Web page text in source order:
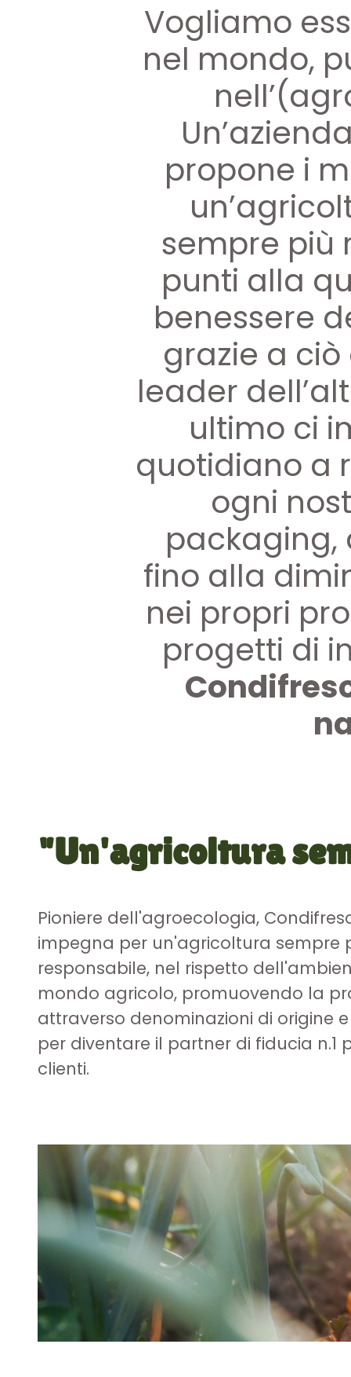
Vogliamo
nel mondo,
propone i
sempre più
punti alla
benessere
grazie a
leader
ultimo ci
quotidiano a
ogni
packaging,
fino alla
nei propri
progetti di
"Un'agricoltura
Pioniere dell'agroecologia,
impegna per un'agricoltura sempre
responsabile, nel rispetto
mondo agricolo, promuovendo la
attraverso denominazioni di origine
per diventare il partner di fiducia n.1
clienti.